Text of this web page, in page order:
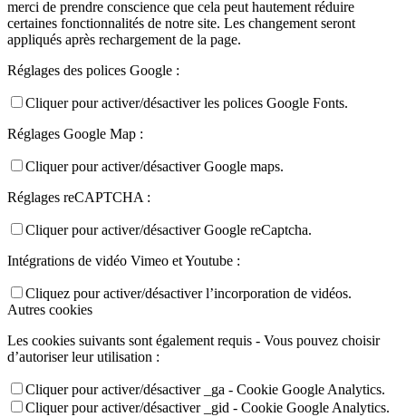
merci de prendre conscience que cela peut hautement réduire
certaines fonctionnalités de notre site. Les changement seront
appliqués après rechargement de la page.
Réglages des polices Google :
Cliquer pour activer/désactiver les polices Google Fonts.
Réglages Google Map :
Cliquer pour activer/désactiver Google maps.
Réglages reCAPTCHA :
Cliquer pour activer/désactiver Google reCaptcha.
Intégrations de vidéo Vimeo et Youtube :
Cliquez pour activer/désactiver l’incorporation de vidéos.
Autres cookies
Les cookies suivants sont également requis - Vous pouvez choisir
d’autoriser leur utilisation :
Cliquer pour activer/désactiver _ga - Cookie Google Analytics.
Cliquer pour activer/désactiver _gid - Cookie Google Analytics.